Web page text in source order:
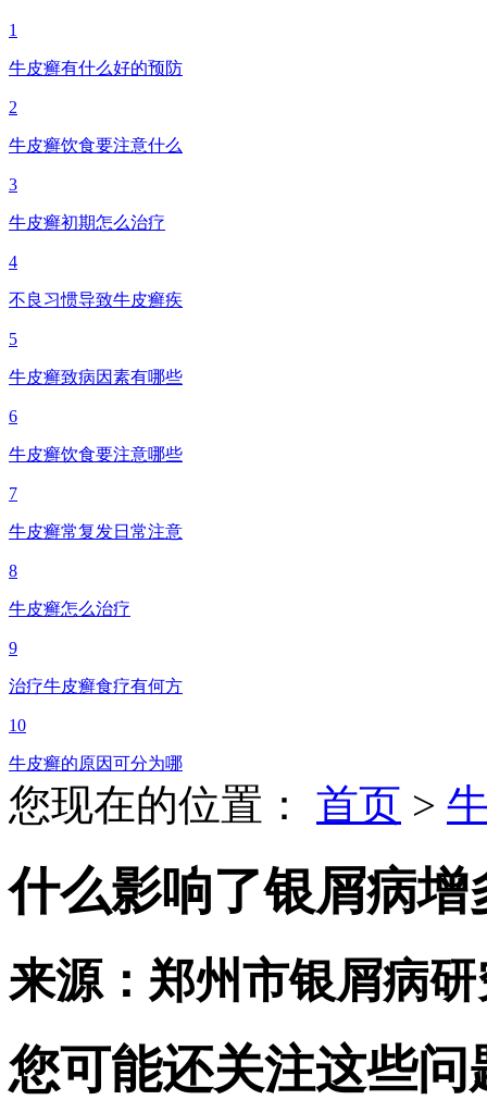
1
牛皮癣有什么好的预防
2
牛皮癣饮食要注意什么
3
牛皮癣初期怎么治疗
4
不良习惯导致牛皮癣疾
5
牛皮癣致病因素有哪些
6
牛皮癣饮食要注意哪些
7
牛皮癣常复发日常注意
8
牛皮癣怎么治疗
9
治疗牛皮癣食疗有何方
10
牛皮癣的原因可分为哪
您现在的位置： 首页 >
什么影响了银屑病增
来源：郑州市银屑病
您可能还关注这些问